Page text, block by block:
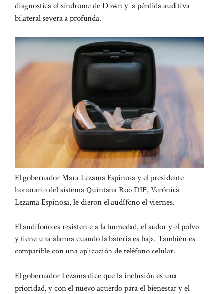
diagnostica el síndrome de Down y la pérdida auditiva
bilateral severa a profunda.
El gobernador Mara Lezama Espinosa y el presidente
honorario del sistema Quintana Roo DIF, Verónica
Lezama Espinosa, le dieron el audífono el viernes.
El audífono es resistente a la humedad, el sudor y el polvo
y tiene una alarma cuando la batería es baja. También es
compatible con una aplicación de teléfono celular.
El gobernador Lezama dice que la inclusión es una
prioridad, y con el nuevo acuerdo para el bienestar y el